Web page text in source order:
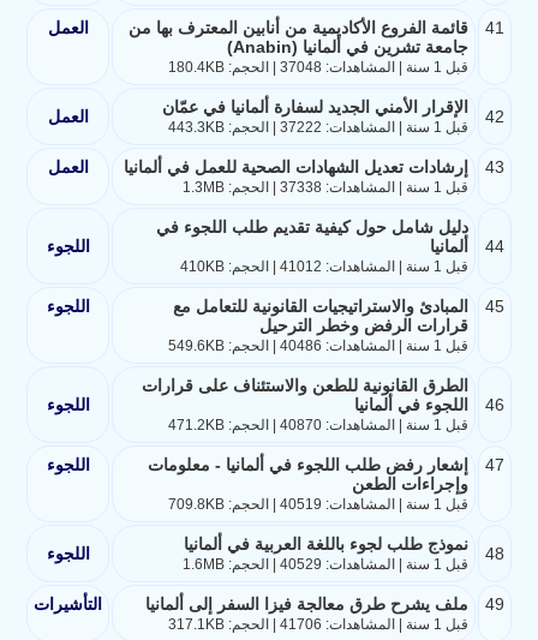
41
قائمة الفروع الأكاديمية من أنابين المعترف بها من
جامعة تشرين في ألمانيا (Anabin)
قبل 1 سنة | المشاهدات: 37048 | الحجم: 180.4KB
العمل
42 الإقرار الأمني الجديد لسفارة ألمانيا في عمّان
قبل 1 سنة | المشاهدات: 37222 | الحجم: 443.3KB
العمل
43 إرشادات تعديل الشهادات الصحية للعمل في ألمانيا
قبل 1 سنة | المشاهدات: 37338 | الحجم: 1.3MB
العمل
44
دليل شامل حول كيفية تقديم طلب اللجوء في
ألمانيا
قبل 1 سنة | المشاهدات: 41012 | الحجم: 410KB
اللجوء
45
المبادئ والاستراتيجيات القانونية للتعامل مع
قرارات الرفض وخطر الترحيل
قبل 1 سنة | المشاهدات: 40486 | الحجم: 549.6KB
اللجوء
46
الطرق القانونية للطعن والاستئناف على قرارات
اللجوء في ألمانيا
قبل 1 سنة | المشاهدات: 40870 | الحجم: 471.2KB
اللجوء
47
إشعار رفض طلب اللجوء في ألمانيا - معلومات
وإجراءات الطعن
قبل 1 سنة | المشاهدات: 40519 | الحجم: 709.8KB
اللجوء
48 نموذج طلب لجوء باللغة العربية في ألمانيا
قبل 1 سنة | المشاهدات: 40529 | الحجم: 1.6MB
اللجوء
49 ملف يشرح طرق معالجة فيزا السفر إلى ألمانيا
قبل 1 سنة | المشاهدات: 41706 | الحجم: 317.1KB
التأشيرات